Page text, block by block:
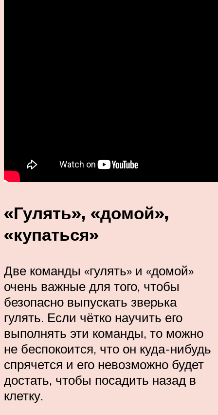
«Гулять», «домой»,
«купаться»
Две команды «гулять» и «домой»
очень важные для того, чтобы
безопасно выпускать зверька
гулять. Если чётко научить его
выполнять эти команды, то можно
не беспокоится, что он куда-нибудь
спрячется и его невозможно будет
достать, чтобы посадить назад в
клетку.